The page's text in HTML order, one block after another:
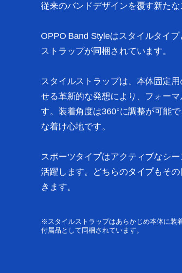
従来のバンドデザインを覆す新たな
OPPO Band Styleはスタイルタイ
ストラップが同梱されています。
スタイルストラップは、本体固定
せる革新的な発想により、フォー
す。装着角度は360°に調整が可能
な着け心地です。
スポーツタイプはアクティブなシ
活躍します。どちらのタイプもそ
きます。
※スタイルストラップはあらかじめ本体に装
付属品として同梱されています。